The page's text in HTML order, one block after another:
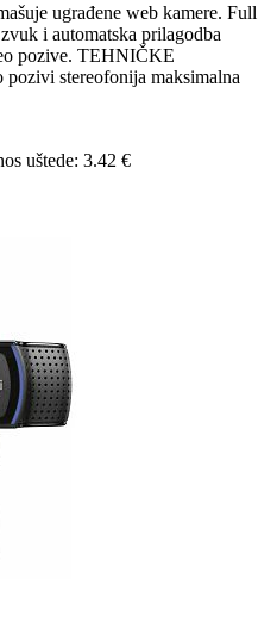
ugrađene web kamere. Full
i automatska prilagodba
pozive. TEHNIČKE
stereofonija maksimalna
uštede: 3.42 €